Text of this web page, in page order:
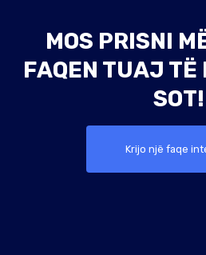
MOS PRISNI
FAQEN TUAJ TË
SOT!
Krijo një faqe